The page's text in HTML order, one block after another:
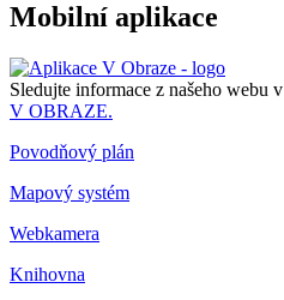
Mobilní aplikace
Sledujte informace z našeho webu v
V OBRAZE.
Povodňový plán
Mapový systém
Webkamera
Knihovna